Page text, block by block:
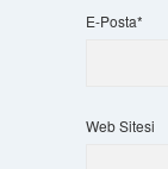
E-Posta*
Web Sitesi